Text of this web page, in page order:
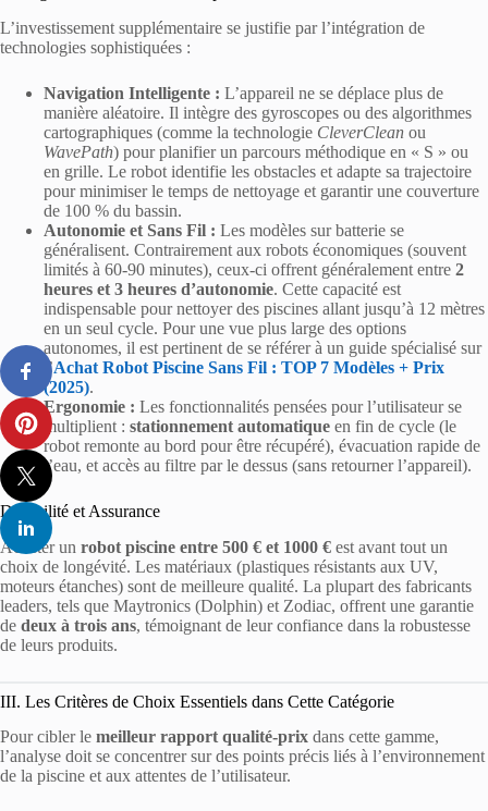
L’investissement supplémentaire se justifie par l’intégration de
technologies sophistiquées :
Navigation Intelligente : L’appareil ne se déplace plus de
manière aléatoire. Il intègre des gyroscopes ou des algorithmes
cartographiques (comme la technologie CleverClean ou
WavePath) pour planifier un parcours méthodique en « S » ou
en grille. Le robot identifie les obstacles et adapte sa trajectoire
pour minimiser le temps de nettoyage et garantir une couverture
de 100 % du bassin.
Autonomie et Sans Fil : Les modèles sur batterie se
généralisent. Contrairement aux robots économiques (souvent
limités à 60-90 minutes), ceux-ci offrent généralement entre 2
heures et 3 heures d’autonomie. Cette capacité est
indispensable pour nettoyer des piscines allant jusqu’à 12 mètres
en un seul cycle. Pour une vue plus large des options
autonomes, il est pertinent de se référer à un guide spécialisé sur
l’Achat Robot Piscine Sans Fil : TOP 7 Modèles + Prix
(2025).
Ergonomie : Les fonctionnalités pensées pour l’utilisateur se
multiplient : stationnement automatique en fin de cycle (le
robot remonte au bord pour être récupéré), évacuation rapide de
l’eau, et accès au filtre par le dessus (sans retourner l’appareil).
Durabilité et Assurance
Acheter un robot piscine entre 500 € et 1000 € est avant tout un
choix de longévité. Les matériaux (plastiques résistants aux UV,
moteurs étanches) sont de meilleure qualité. La plupart des fabricants
leaders, tels que Maytronics (Dolphin) et Zodiac, offrent une garantie
de deux à trois ans, témoignant de leur confiance dans la robustesse
de leurs produits.
III. Les Critères de Choix Essentiels dans Cette Catégorie
Pour cibler le meilleur rapport qualité-prix dans cette gamme,
l’analyse doit se concentrer sur des points précis liés à l’environnement
de la piscine et aux attentes de l’utilisateur.